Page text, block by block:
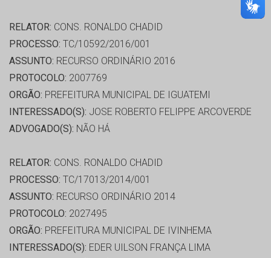
RELATOR: CONS. RONALDO CHADID
PROCESSO: TC/10592/2016/001
ASSUNTO: RECURSO ORDINÁRIO 2016
PROTOCOLO: 2007769
ORGÃO: PREFEITURA MUNICIPAL DE IGUATEMI
INTERESSADO(S): JOSE ROBERTO FELIPPE ARCOVERDE
ADVOGADO(S): NÃO HÁ
RELATOR: CONS. RONALDO CHADID
PROCESSO: TC/17013/2014/001
ASSUNTO: RECURSO ORDINÁRIO 2014
PROTOCOLO: 2027495
ORGÃO: PREFEITURA MUNICIPAL DE IVINHEMA
INTERESSADO(S): EDER UILSON FRANÇA LIMA